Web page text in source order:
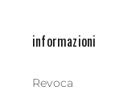
informazioni
Revoca